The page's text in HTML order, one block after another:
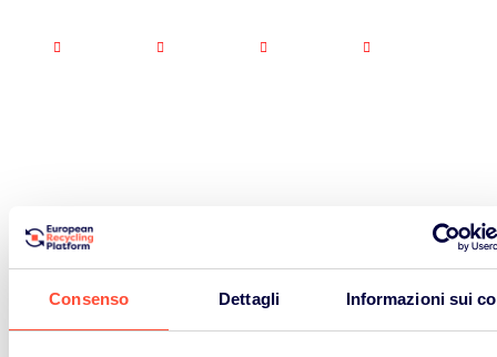
Consenso Dettagli Informazioni sui